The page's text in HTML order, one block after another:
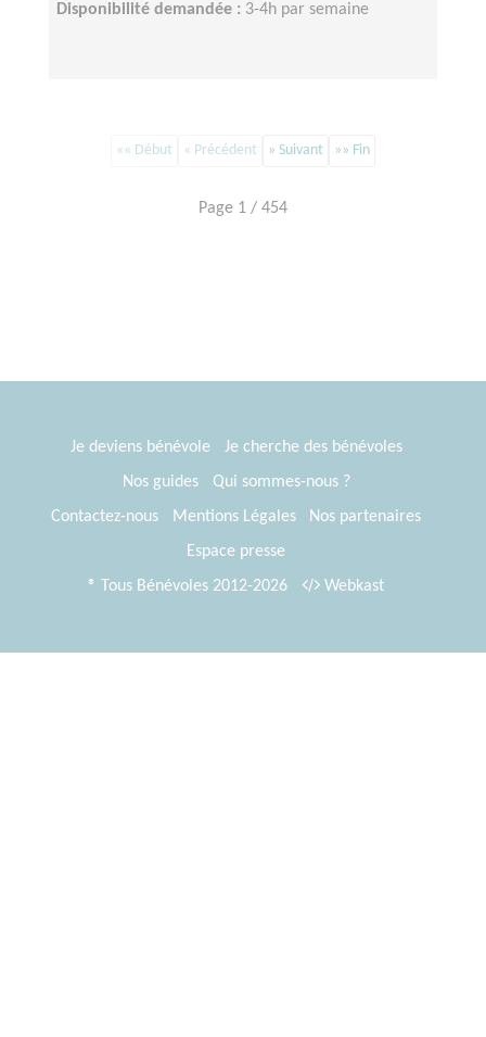
Disponibilité demandée : 3-4h par semaine
«« Début « Précédent » Suivant »» Fin
Page 1 / 454
Je deviens bénévole
Je cherche des bénévoles
Nos guides
Qui sommes-nous ?
Contactez-nous
Mentions Légales
Nos partenaires
Espace presse
® Tous Bénévoles 2012-2026
Webkast